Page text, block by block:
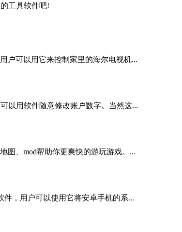
工具软件吧!
户可以用它来控制家里的海尔电视机...
以用软件随意修改账户数字。当然这...
图、mod帮助你更爽快的游玩游戏。...
，用户可以使用它将安卓手机的系...